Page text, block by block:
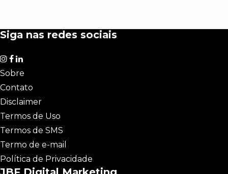
Siga nas redes sociais
Sobre
Contato
Disclaimer
Termos de Uso
Termos de SMS
Termo de e-mail
Política de Privacidade